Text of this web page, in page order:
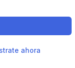
ahora